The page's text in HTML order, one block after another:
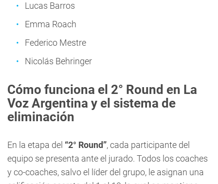
Lucas Barros
Emma Roach
Federico Mestre
Nicolás Behringer
Cómo funciona el 2° Round en La
Voz Argentina y el sistema de
eliminación
En la etapa del “2° Round”, cada participante del
equipo se presenta ante el jurado. Todos los coaches
y co-coaches, salvo el líder del grupo, le asignan una